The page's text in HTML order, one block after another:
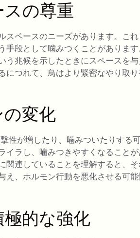
の尊重
スペースのニーズがあります。こ
手段として噛みつくことがありま
う兆候を示したときにスペースを
につれて、鳥はより緊密なやり取
変化
性が増したり、噛みついたりする
イラし、噛みつきやすくなること
関連していることを理解すると、
え、ホルモン行動を悪化させる可
極的な強化